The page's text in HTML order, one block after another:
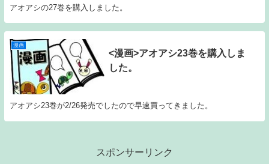
アオアシの27巻を購入しました。
漫画
<漫画>アオアシ23巻を購入しま
した。
アオアシ23巻が2/26発売でしたので早速買ってきました。
スポンサーリンク